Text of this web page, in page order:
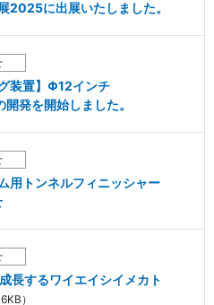
2025に出展いたしました。
装置】Φ12インチ
発を開始しました。
用トンネルフィニッシャー
長するワイエイシイメカト
）